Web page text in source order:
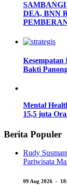
DEA, BNN
Kesempatan
Bakti
Mental
15,5 juta
Berita Populer
Rudy
Pariwisata
09 Aug 2026 -